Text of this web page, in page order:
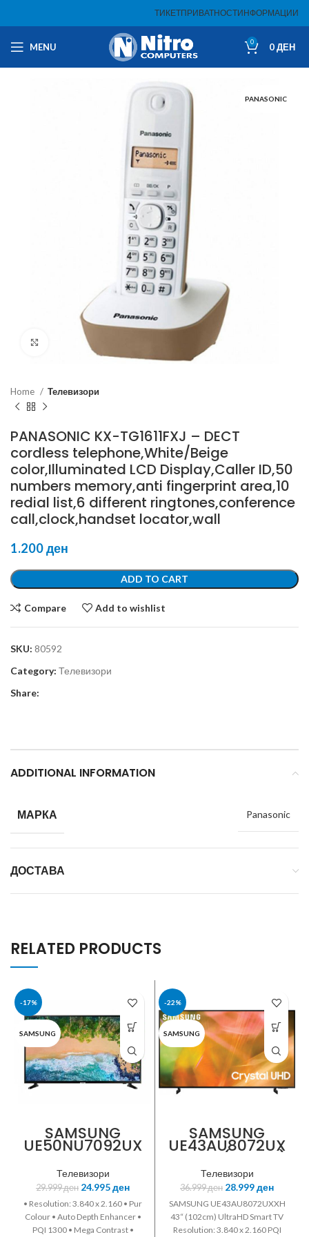
ТИКЕТПРИВАТНОСТИНФОРМАЦИИ
MENU 0 0ДЕН
PANASONIC
Click to enlarge
Home Телевизори
PANASONIC KX-TG1611FXJ – DECT
cordless telephone,White/Beige
color,Illuminated LCD Display,Caller ID,50
numbers memory,anti fingerprint area,10
redial list,6 different ringtones,conference
call,clock,handset locator,wall
1.200ден
ADD TO CART
Compare Add to wishlist
SKU: 80592
Category: Телевизори
Share:
ADDITIONAL INFORMATION
МАРКА Panasonic
ДОСТАВА
RELATED PRODUCTS
-17%
SAMSUNG
SAMSUNG
UE50NU7092UX
XH • 50“
(126cm)
UltraHD Smart
TV
Телевизори
29.999ден 24.995ден
• Resolution: 3.840 x 2.160 • Pur
Colour • Auto Depth Enhancer •
PQI 1300 • Mega Contrast •
-22%
SAMSUNG
SAMSUNG
UE43AU8072UX
XH 43“ (102cm)
UltraHD Smart
TV
Телевизори
36.999ден 28.999ден
SAMSUNG UE43AU8072UXXH
43“ (102cm) UltraHD Smart TV
Resolution: 3.840 x 2.160 PQI